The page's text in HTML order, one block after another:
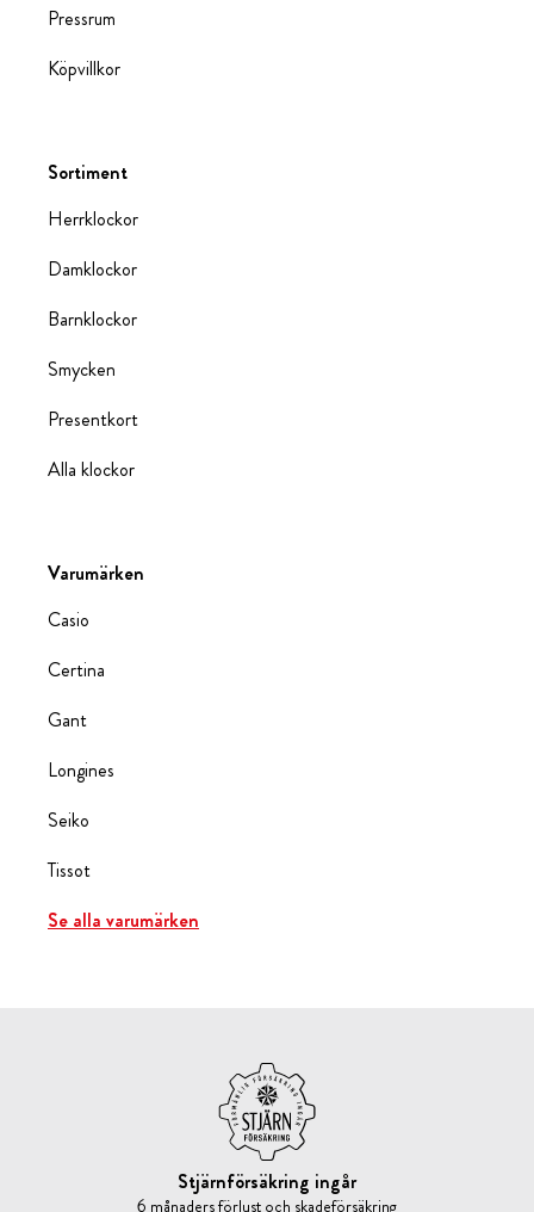
Pressrum
Köpvillkor
Sortiment
Herrklockor
Damklockor
Barnklockor
Smycken
Presentkort
Alla klockor
Varumärken
Casio
Certina
Gant
Longines
Seiko
Tissot
Se alla varumärken
Stjärnförsäkring ingår
6 månaders förlust och skadeförsäkring